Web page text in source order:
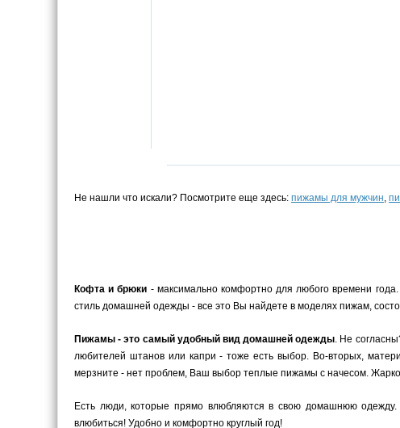
Не нашли что искали? Посмотрите еще здесь: пижамы для мужчин,
Кофта и брюки - максимально комфортно для любого времени
стиль домашней одежды - все это Вы найдете в моделях пижам,
Пижамы - это самый удобный вид домашней одежды. Не
любителей штанов или капри - тоже есть выбор. Во-вторых,
мерзните - нет проблем, Ваш выбор теплые пижамы с начесом.
Есть люди, которые прямо влюбляются в свою домашнюю
влюбиться! Удобно и комфортно круглый год!